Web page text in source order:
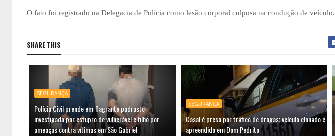
O fato foi registrado na Delegacia de Polícia como lesão corporal culposa na condução de veículo.
SHARE THIS
SEGURANÇA
Polícia Civil prende em flagrante padrasto
investigado por estupro de vulnerável e filho por
ameaças contra vítimas em São Gabriel
SEGURANÇA
Casal é preso por tráfico de drogas; veículo clonado é
apreendido em Dom Pedrito